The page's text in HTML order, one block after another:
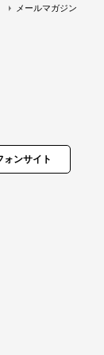
メールマガジン
ォンサイト